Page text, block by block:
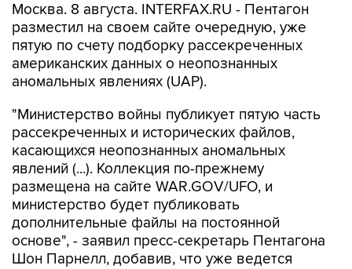
Москва. 8 августа. INTERFAX.RU - Пентагон
разместил на своем сайте очередную, уже
пятую по счету подборку рассекреченных
американских данных о неопознанных
аномальных явлениях (UAP).
"Министерство войны публикует пятую часть
рассекреченных и исторических файлов,
касающихся неопознанных аномальных
явлений (...). Коллекция по-прежнему
размещена на сайте WAR.GOV/UFO, и
министерство будет публиковать
дополнительные файлы на постоянной
основе", - заявил пресс-секретарь Пентагона
Шон Парнелл, добавив, что уже ведется